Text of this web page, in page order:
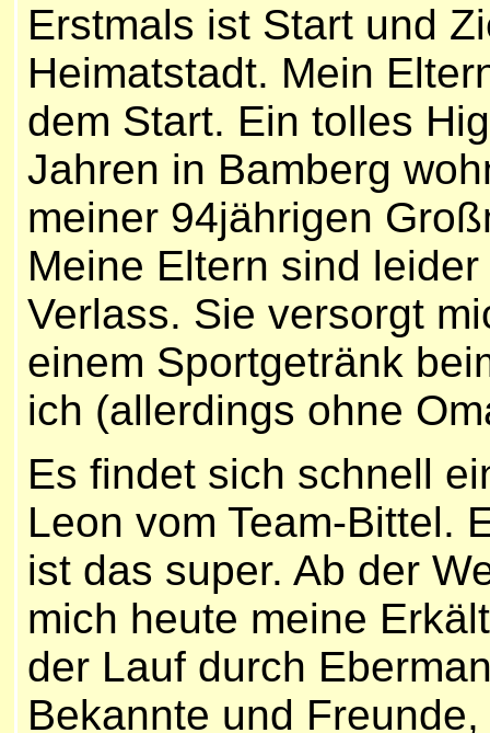
Erstmals ist Start und
Heimatstadt. Mein
dem Start. Ein tolles
Jahren in Bamberg
meiner 94jährigen
Meine Eltern sind
Verlass. Sie versorgt
einem Sportgetränk
ich (allerdings ohne
Es findet sich schnell
Leon vom Team-Bittel.
ist das super. Ab der
mich heute meine
der Lauf durch
Bekannte und